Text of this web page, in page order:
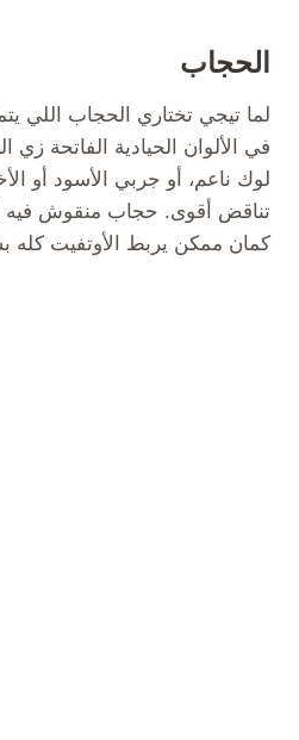
الحجاب
لما تيجي تختاري الحجاب اللي
في الألوان الحيادية الفاتحة زي
لوك ناعم، أو جربي الأسود أو
تناقض أقوى. حجاب منقوش فيه
كمان ممكن يربط الأوتفيت